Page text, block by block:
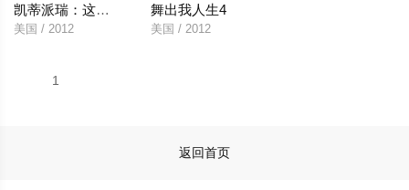
凯蒂派瑞：这样的我
美国 / 2012
舞出我人生4
美国 / 2012
1
返回首页